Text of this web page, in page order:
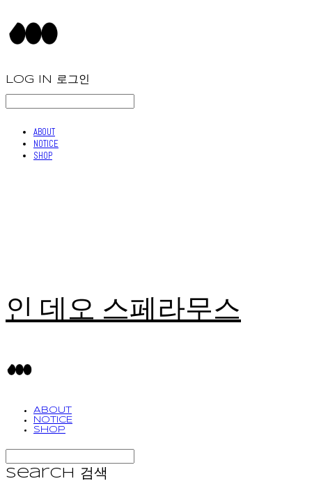
LOG IN 로그인
ABOUT
NOTICE
SHOP
인 데오 스페라무스
ABOUT
NOTICE
SHOP
Search
검색